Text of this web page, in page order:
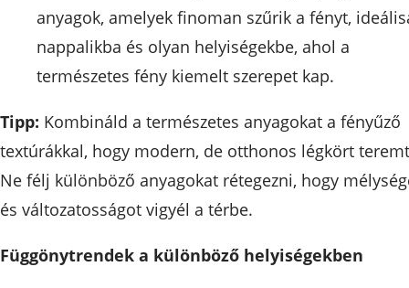
anyagok, amelyek finoman szűrik a fényt,
nappalikba és olyan helyiségekbe, ahol a
természetes fény kiemelt szerepet kap.
Tipp: Kombináld a természetes anyagokat a fényűző
textúrákkal, hogy modern, de otthonos légkört
Ne félj különböző anyagokat rétegezni, hogy
és változatosságot vigyél a térbe.
Függönytrendek a különböző helyiségekben